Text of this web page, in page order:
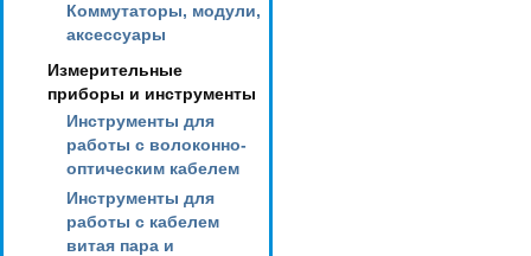
Коммутаторы, модули,
аксессуары
Измерительные
приборы и инструменты
Инструменты для
работы с волоконно-
оптическим кабелем
Инструменты для
работы с кабелем
витая пара и